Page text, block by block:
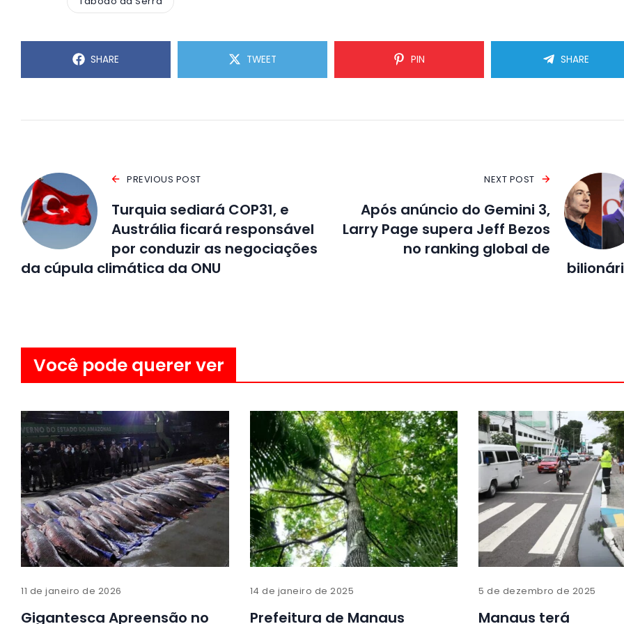
SHARE TWEET PIN SHARE
PREVIOUS POST
Turquia sediará COP31, e
Austrália ficará responsável
por conduzir as negociações
da cúpula climática da ONU
NEXT POST
Após anúncio do Gemini 3,
Larry Page supera Jeff Bezos
no ranking global de
Você pode querer ver
11 de janeiro de 2026
Gigantesca Apreensão no
14 de janeiro de 2025
Prefeitura de Manaus
5 de dezembro de 2025
Manaus terá